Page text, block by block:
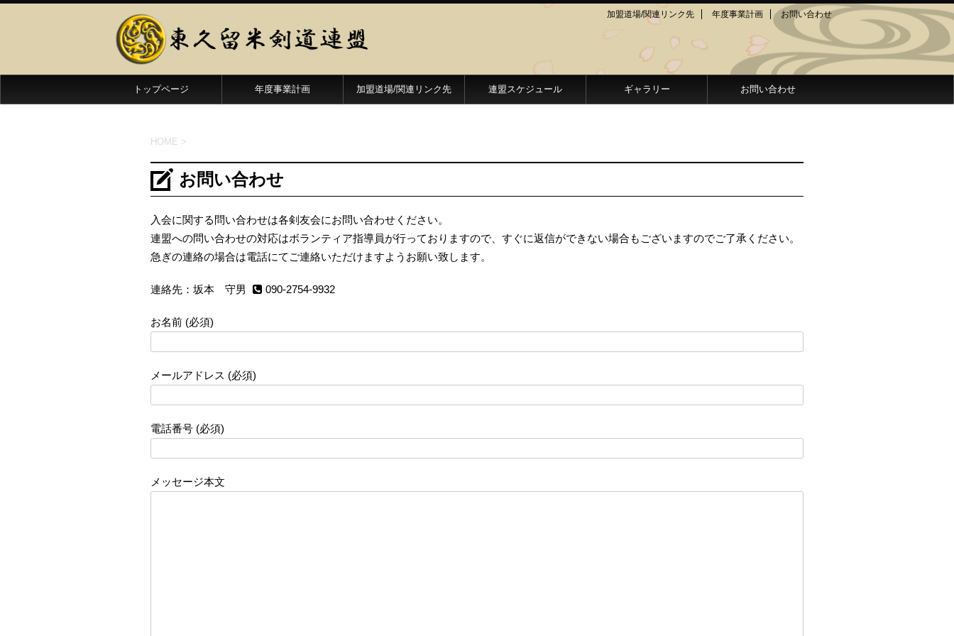
加盟道場/関連リンク先 年度事業計画 お問い合わせ
トップページ 年度事業計画 加盟道場/関連リンク先 連盟スケジュール ギャラリー お問い合わせ
HOME >
お問い合わせ
入会に関する問い合わせは各剣友会にお問い合わせください。
連盟への問い合わせの対応はボランティア指導員が行っておりますので、すぐに返信ができない場合もございますのでご了承ください。
急ぎの連絡の場合は電話にてご連絡いただけますようお願い致します。
連絡先：坂本 守男 090-2754-9932
お名前 (必須)
メールアドレス (必須)
電話番号 (必須)
メッセージ本文